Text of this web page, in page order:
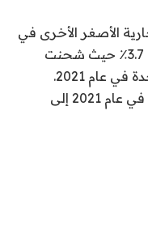
التجارية الأصغر الأخرى في
هذا المجال نموًا سنويًا سلبيًا بنسبة 3.7٪ حيث شحنت
762000 وحدة مقارنة بـ 791000 وحدة في عام 2021.
تقلصت الحصة التراكمية من 17.8٪ في عام 2021 إلى